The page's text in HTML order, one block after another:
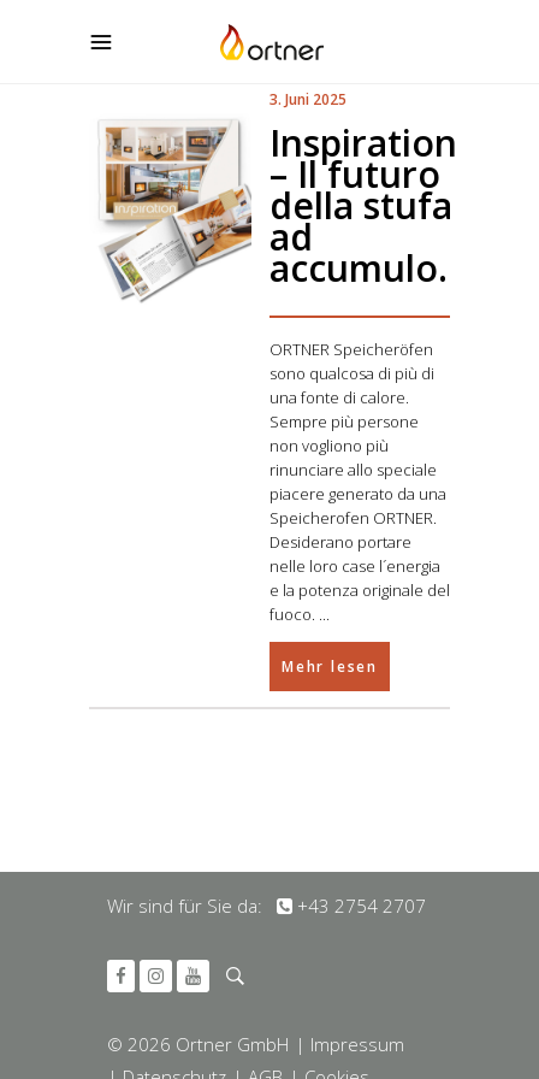
3. Juni 2025
Inspiration
– Il futuro
della stufa
ad
accumulo.
ORTNER Speicheröfen
sono qualcosa di più di
una fonte di calore.
Sempre più persone
non vogliono più
rinunciare allo speciale
piacere generato da una
Speicherofen ORTNER.
Desiderano portare
nelle loro case l´energia
e la potenza originale del
fuoco.
Mehr lesen
Wir sind für Sie da: +43 2754 2707
© 2026 Ortner GmbH | Impressum